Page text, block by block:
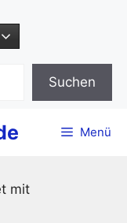
Suchen
Menü
mit